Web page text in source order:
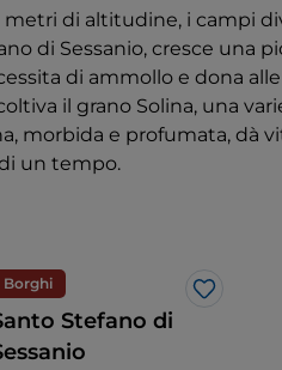
metri di altitudine, i campi
di Sessanio, cresce una
di ammollo e dona
il grano Solina, una
morbida e profumata, dà
un tempo.
Borghi
Like
Stefano di